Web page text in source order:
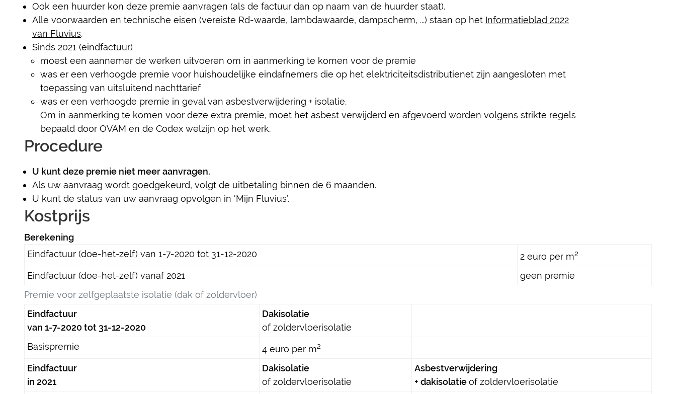
Ook een huurder kon deze premie aanvragen (als de factuur dan op naam van de huurder staat).
Alle voorwaarden en technische eisen (vereiste Rd-waarde, lambdawaarde, dampscherm, ...) staan op het Informatieblad 2022
van Fluvius.
Sinds 2021 (eindfactuur)
moest een aannemer de werken uitvoeren om in aanmerking te komen voor de premie
was er een verhoogde premie voor huishoudelijke eindafnemers die op het elektriciteitsdistributienet zijn aangesloten met
toepassing van uitsluitend nachttarief
was er een verhoogde premie in geval van asbestverwijdering + isolatie.
Om in aanmerking te komen voor deze extra premie, moet het asbest verwijderd en afgevoerd worden volgens strikte regels
bepaald door OVAM en de Codex welzijn op het werk.
Procedure
U kunt deze premie niet meer aanvragen.
Als uw aanvraag wordt goedgekeurd, volgt de uitbetaling binnen de 6 maanden.
U kunt de status van uw aanvraag opvolgen in ‘Mijn Fluvius’.
Kostprijs
Berekening
Premie voor zelfgeplaatste isolatie (dak of zoldervloer)
Eindfactuur (doe-het-zelf) van 1-7-2020 tot 31-12-2020 2 euro per m2
Eindfactuur (doe-het-zelf) vanaf 2021 geen premie
Eindfactuur
van 1-7-2020 tot 31-12-2020
Dakisolatie
of zoldervloerisolatie
Basispremie
4 euro per m2
Eindfactuur
in 2021
Dakisolatie
of zoldervloerisolatie
Asbestverwijdering
+ dakisolatieof zoldervloerisolatie